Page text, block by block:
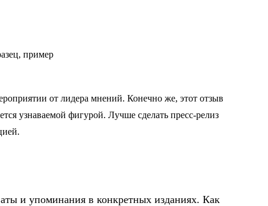
от лидера мнений. Конечно же, этот отзыв
узнаваемой фигурой. Лучше сделать пресс-релиз
и упоминания в конкретных изданиях. Как